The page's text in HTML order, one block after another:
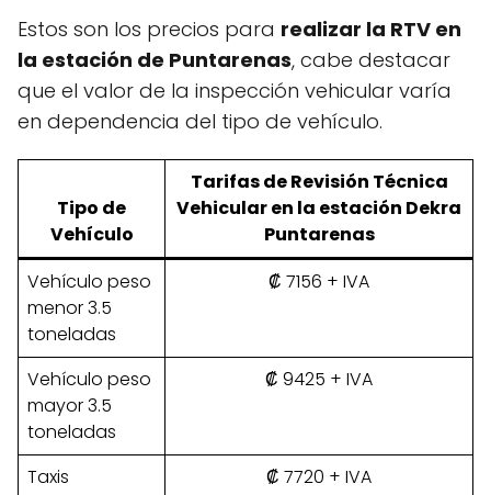
Estos son los precios para realizar la RTV en
la estación de Puntarenas, cabe destacar
que el valor de la inspección vehicular varía
en dependencia del tipo de vehículo.
Tipo de
Vehículo
Tarifas de Revisión Técnica
Vehicular en la estación Dekra
Puntarenas
Vehículo peso
menor 3.5
toneladas
₡ 7156 + IVA
Vehículo peso
mayor 3.5
toneladas
₡ 9425 + IVA
Taxis ₡ 7720 + IVA